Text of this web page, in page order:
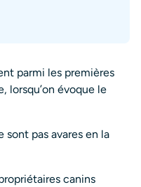
parmi les premières
lorsqu’on évoque le
pas avares en la
canins